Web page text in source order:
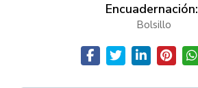
Encuadernación:
Bolsillo